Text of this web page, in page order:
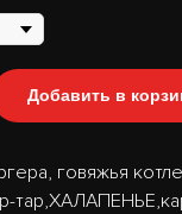
Добавить в
говяжья